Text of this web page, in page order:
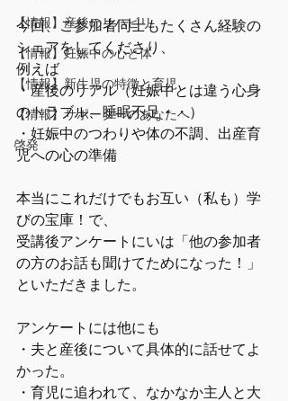
【情報】産後のリハビリ
【情報】妊娠中の心と体
【情報】新生児の特徴と育児
【情報】サポーターのあなたへ
啓発
今回、ご参加者同士もたくさん経験の
シェアをしてくださり、
例えば
・産後のリアル（妊娠中とは違う心身
のトラブル、睡眠不足・・）
・妊娠中のつわりや体の不調、出産育
児への心の準備
本当にこれだけでもお互い（私も）学
びの宝庫！で、
受講後アンケートにいは「他の参加者
の方のお話も聞けてためになった！」
といただきました。
アンケートには他にも
・夫と産後について具体的に話せてよ
かった。
・育児に追われて、なかなか主人と大